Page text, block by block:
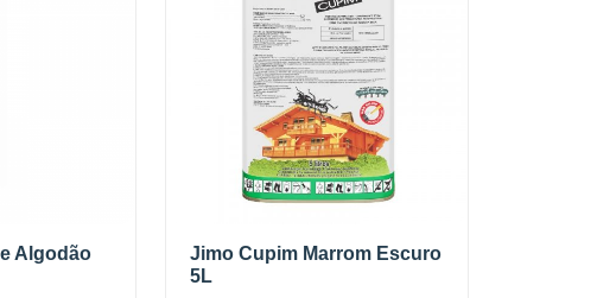
Algodão
Jimo Cupim Marrom Escuro
5L